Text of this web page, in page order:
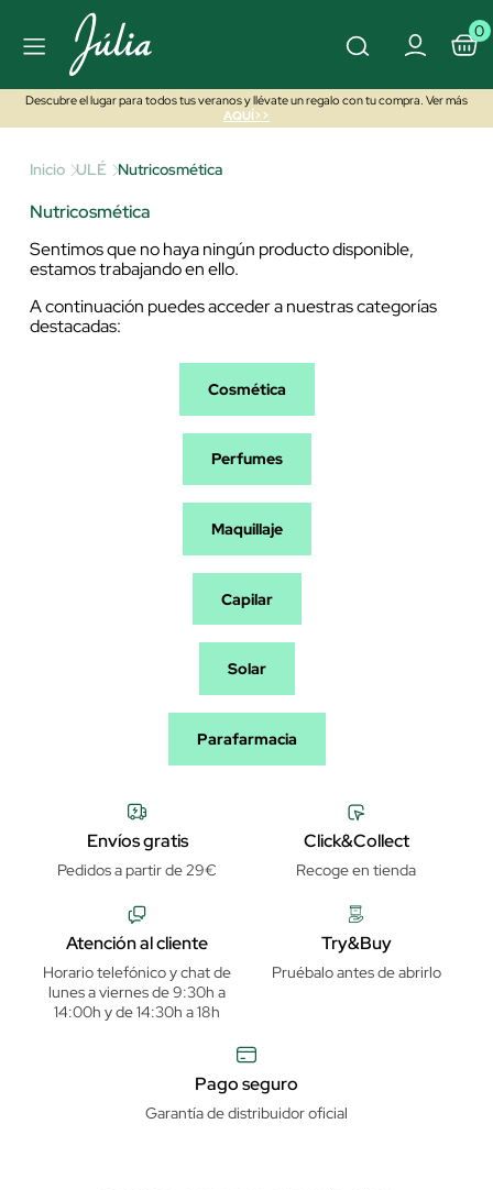
0
Descubre el lugar para todos tus veranos y llévate un regalo con tu compra. Ver más
AQUÍ>>
Inicio ULÉ Nutricosmética
Nutricosmética
Sentimos que no haya ningún producto disponible,
estamos trabajando en ello.
A continuación puedes acceder a nuestras categorías
destacadas:
Cosmética
Perfumes
Maquillaje
Capilar
Solar
Parafarmacia
Envíos gratis
Pedidos a partir de 29€
Click&Collect
Recoge en tienda
Atención al cliente
Horario telefónico y chat de
lunes a viernes de 9:30h a
14:00h y de 14:30h a 18h
Try&Buy
Pruébalo antes de abrirlo
Pago seguro
Garantía de distribuidor oficial